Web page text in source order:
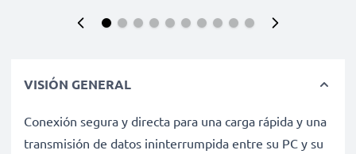
VISIÓN GENERAL
Conexión segura y directa para una carga rápida y una
transmisión de datos ininterrumpida entre su PC y su